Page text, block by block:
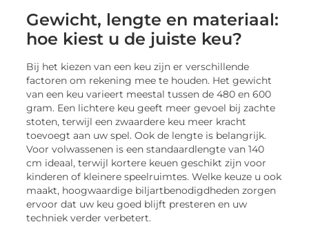
Gewicht, lengte en materiaal:
hoe kiest u de juiste keu?
Bij het kiezen van een keu zijn er verschillende
factoren om rekening mee te houden. Het gewicht
van een keu varieert meestal tussen de 480 en 600
gram. Een lichtere keu geeft meer gevoel bij zachte
stoten, terwijl een zwaardere keu meer kracht
toevoegt aan uw spel. Ook de lengte is belangrijk.
Voor volwassenen is een standaardlengte van 140
cm ideaal, terwijl kortere keuen geschikt zijn voor
kinderen of kleinere speelruimtes. Welke keuze u ook
maakt, hoogwaardige biljartbenodigdheden zorgen
ervoor dat uw keu goed blijft presteren en uw
techniek verder verbetert.